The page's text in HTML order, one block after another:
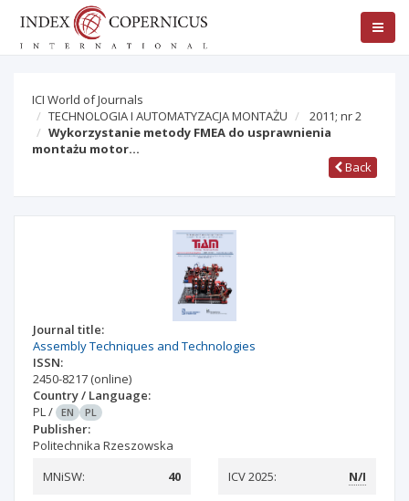
ICI World of Journals
TECHNOLOGIA I AUTOMATYZACJA MONTAŻU
2011; nr 2
Wykorzystanie metody FMEA do usprawnienia
montażu motor…
Back
Journal title:
Assembly Techniques and Technologies
ISSN:
2450-8217 (online)
Country / Language:
PL/ EN PL
Publisher:
Politechnika Rzeszowska
MNiSW:
40 ICV 2025: N/I